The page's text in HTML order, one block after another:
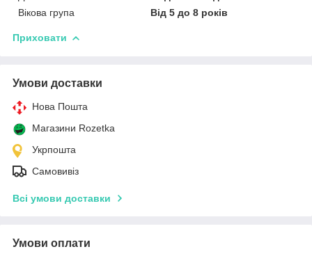
Вікова група
Від 5 до 8 років
Приховати
Умови доставки
Нова Пошта
Магазини Rozetka
Укрпошта
Самовивіз
Всі умови доставки
Умови оплати